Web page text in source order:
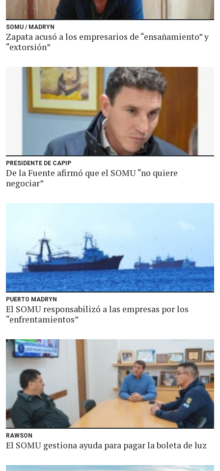
SOMU / MADRYN
Zapata acusó a los empresarios de “ensañamiento” y
“extorsión”
PRESIDENTE DE CAPIP
De la Fuente afirmó que el SOMU “no quiere
negociar”
PUERTO MADRYN
El SOMU responsabilizó a las empresas por los
“enfrentamientos”
RAWSON
El SOMU gestiona ayuda para pagar la boleta de luz